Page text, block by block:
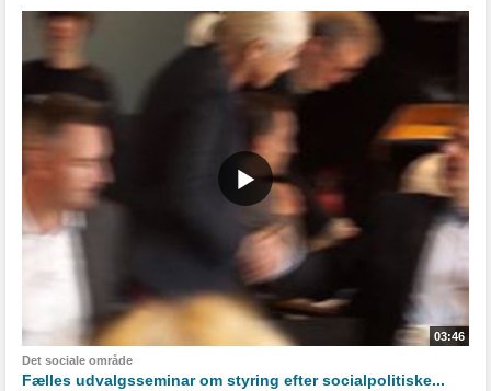
03:46
Det sociale område
Fælles udvalgsseminar om styring efter socialpolitiske...